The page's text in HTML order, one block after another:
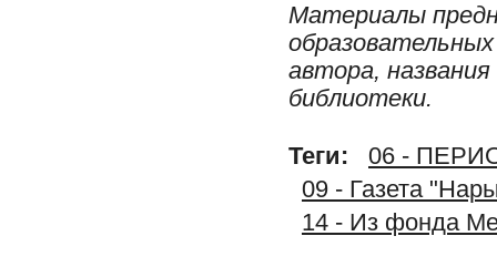
Материалы
автора,
библиотеки.
Теги:
06 -
09 - Газета
14 - Из фонда